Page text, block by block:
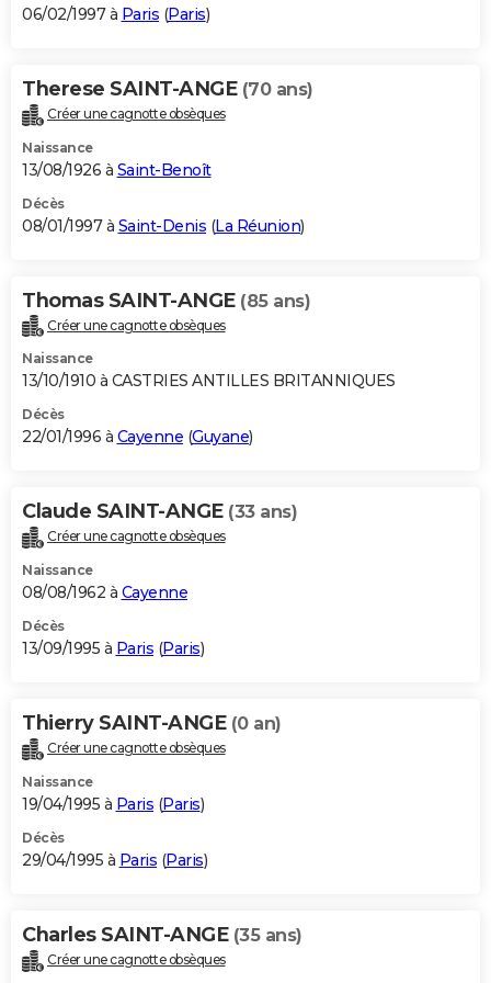
06/02/1997 à Paris (Paris)
Therese SAINT-ANGE (70 ans)
Créer une cagnotte obsèques
Naissance
13/08/1926 à Saint-Benoît
Décès
08/01/1997 à Saint-Denis (La Réunion)
Thomas SAINT-ANGE (85 ans)
Créer une cagnotte obsèques
Naissance
13/10/1910 à CASTRIES ANTILLES BRITANNIQUES
Décès
22/01/1996 à Cayenne (Guyane)
Claude SAINT-ANGE (33 ans)
Créer une cagnotte obsèques
Naissance
08/08/1962 à Cayenne
Décès
13/09/1995 à Paris (Paris)
Thierry SAINT-ANGE (0 an)
Créer une cagnotte obsèques
Naissance
19/04/1995 à Paris (Paris)
Décès
29/04/1995 à Paris (Paris)
Charles SAINT-ANGE (35 ans)
Créer une cagnotte obsèques